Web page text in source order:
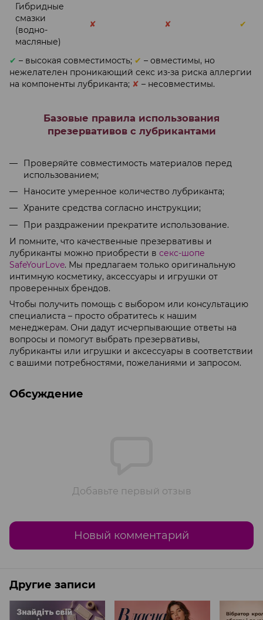
Гибридные
смазки
(водно-
масляные)
✘ ✘ ✔
✔ – высокая совместимость; ✔ – овместимы, но
нежелателен проникающий секс из-за риска аллергии
на компоненты лубриканта; ✘ – несовместимы.
Базовые правила использования
презервативов с лубрикантами
Проверяйте совместимость материалов перед
использованием;
Наносите умеренное количество лубриканта;
Храните средства согласно инструкции;
При раздражении прекратите использование.
И помните, что качественные презервативы и
лубриканты можно приобрести в секс-шопе
SafeYourLove. Мы предлагаем только оригинальную
интимную косметику, аксессуары и игрушки от
проверенных брендов.
Чтобы получить помощь с выбором или консультацию
специалиста – просто обратитесь к нашим
менеджерам. Они дадут исчерпывающие ответы на
вопросы и помогут выбрать презервативы,
лубриканты или игрушки и аксессуары в соответствии
с вашими потребностями, пожеланиями и запросом.
Обсуждение
Добавьте первый отзыв
Новый комментарий
Другие записи